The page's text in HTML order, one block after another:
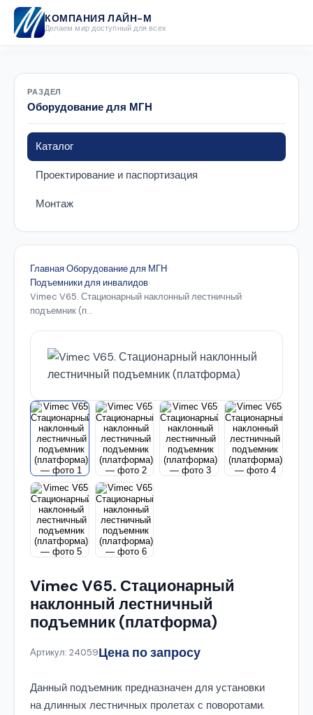
КОМПАНИЯ ЛАЙН-М
Делаем мир доступный для всех
РАЗДЕЛ
Оборудование для МГН
Каталог
Проектирование и паспортизация
Монтаж
Главная·Оборудование для МГН·
Подъемники для инвалидов·
Vimec V65. Стационарный наклонный лестничный
подъемник (п...
Vimec V65. Стационарный
наклонный лестничный
подъемник (платформа)
Артикул: 24059Цена по запросу
Данный подъемник предназначен для установки
на длинных лестничных пролетах с поворотами.